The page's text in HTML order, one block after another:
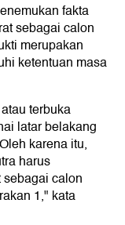
fakta
sebagai calon
merupakan
ketentuan masa
terbuka
latar belakang
karena itu,
harus
calon
1," kata